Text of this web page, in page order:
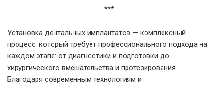
***
Установка дентальных имплантатов — комплексный
процесс, который требует профессионального подхода на
каждом этапе: от диагностики и подготовки до
хирургического вмешательства и протезирования.
Благодаря современным технологиям и